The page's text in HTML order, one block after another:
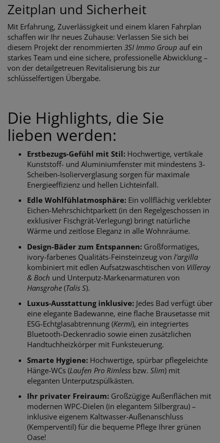
Zeitplan und Sicherheit
Mit Erfahrung, Zuverlässigkeit und einem klaren Fahrplan
schaffen wir Ihr neues Zuhause: Verlassen Sie sich bei
diesem Projekt der renommierten 3SI Immo Group auf ein
starkes Team und eine sichere, professionelle Abwicklung –
von der detailgetreuen Revitalisierung bis zur
schlüsselfertigen Übergabe.
Die Highlights, die Sie
lieben werden:
Erstbezugs-Gefühl mit Stil: Hochwertige, vertikale
Kunststoff- und Aluminiumfenster mit mindestens 3-
Scheiben-Isolierverglasung sorgen für maximale
Energieeffizienz und hellen Lichteinfall.
Edle Wohlfühlatmosphäre: Ein vollflächig verklebter
Eichen-Mehrschichtparkett (in den Regelgeschossen in
exklusiver Fischgrät-Verlegung) bringt natürliche
Wärme und zeitlose Eleganz in alle Wohnräume.
Design-Bäder zum Entspannen: Großformatiges,
ivory-farbenes Qualitäts-Feinsteinzeug von l'argilla
kombiniert mit edlen Aufsatzwaschtischen von Villeroy
& Boch und Unterputz-Markenarmaturen von
Hansgrohe (Talis S).
Luxus-Ausstattung inklusive: Jedes Bad verfügt über
eine elegante Badewanne, eine flache Brausetasse mit
ESG-Echtglasabtrennung (Kermi), ein integriertes
Bluetooth-Deckenradio sowie einen zusätzlichen
Handtuchheizkörper mit Funksteuerung.
Smarte Hygiene: Hochwertige, spürbar pflegeleichte
Hänge-WCs (Laufen Pro Rimless bzw. Slim) mit
eleganten Unterputzspülkästen.
Ihr privater Freiraum: Großzügige Außenflächen mit
modernen WPC-Dielen (in elegantem Silbergrau) –
inklusive eigenem Kaltwasser-Außenanschluss
(Kemperventil) für die bequeme Pflege Ihrer grünen
Oase!